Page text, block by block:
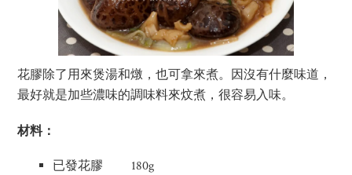
花膠除了用來煲湯和燉，也可拿來煮。因沒有什麼味道，
最好就是加些濃味的調味料來炆煮，很容易入味。
材料：
已發花膠 180g